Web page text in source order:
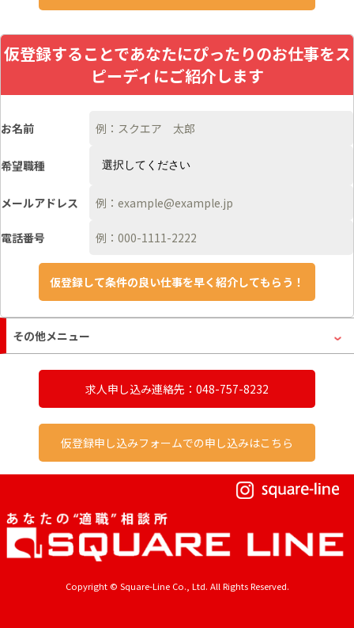
仮登録することであなたにぴったりのお仕事をス
ピーディにご紹介します
お名前
希望職種
メールアドレス
電話番号
その他メニュー
求人申し込み連絡先：048-757-8232
仮登録申し込みフォームでの申し込みはこちら
Copyright © Square-Line Co., Ltd. All Rights Reserved.